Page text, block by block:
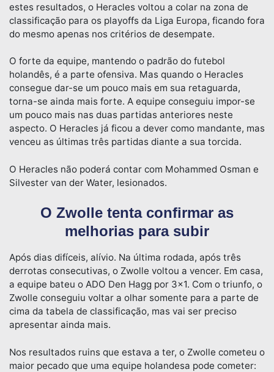
estes resultados, o Heracles voltou a colar na zona de
classificação para os playoffs da Liga Europa, ficando fora
do mesmo apenas nos critérios de desempate.
O forte da equipe, mantendo o padrão do futebol
holandês, é a parte ofensiva. Mas quando o Heracles
consegue dar-se um pouco mais em sua retaguarda,
torna-se ainda mais forte. A equipe conseguiu impor-se
um pouco mais nas duas partidas anteriores neste
aspecto. O Heracles já ficou a dever como mandante, mas
venceu as últimas três partidas diante a sua torcida.
O Heracles não poderá contar com Mohammed Osman e
Silvester van der Water, lesionados.
O Zwolle tenta confirmar as
melhorias para subir
Após dias difíceis, alívio. Na última rodada, após três
derrotas consecutivas, o Zwolle voltou a vencer. Em casa,
a equipe bateu o ADO Den Hagg por 3×1. Com o triunfo, o
Zwolle conseguiu voltar a olhar somente para a parte de
cima da tabela de classificação, mas vai ser preciso
apresentar ainda mais.
Nos resultados ruins que estava a ter, o Zwolle cometeu o
maior pecado que uma equipe holandesa pode cometer: